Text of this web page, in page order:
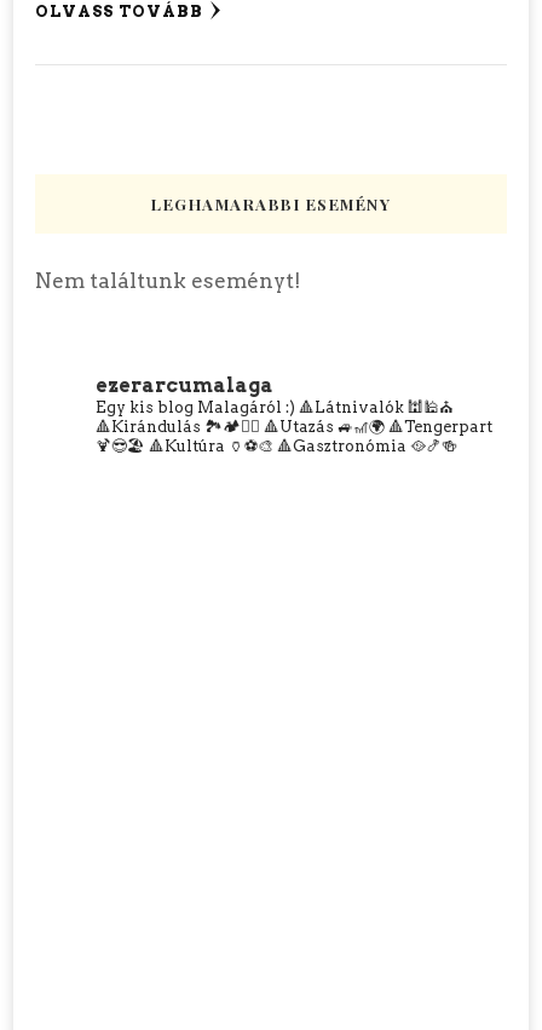
OLVASS TOVÁBB
LEGHAMARABBI ESEMÉNY
Nem találtunk eseményt!
ezerarcumalaga
Egy kis blog Malagáról :) 🔺Látnivalók 🕍🕌⛪
🔺Kirándulás 🏞️🏕️🧗‍♀️ 🔺Utazás 🚙🎢🌍 🔺Tengerpart
🍹😎🏖️ 🔺Kultúra 🏺⚽🎨 🔺Gasztronómia 🥘🍤🍻